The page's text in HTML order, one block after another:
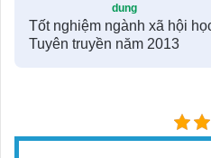
dung
Tốt nghiệm ngành xã hội
Tuyên truyền năm 2013